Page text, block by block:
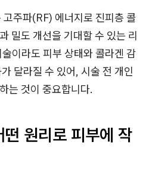
주파(RF) 에너지로 진피층 콜
밀도 개선을 기대할 수 있는 리
이라도 피부 상태와 콜라겐 감
달라질 수 있어, 시술 전 개인
는 것이 중요합니다.
원리로 피부에 작